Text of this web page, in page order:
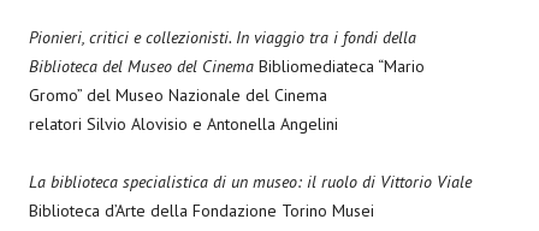
Pionieri, critici e collezionisti. In viaggio tra i fondi della
Biblioteca del Museo del Cinema Bibliomediateca “Mario
Gromo” del Museo Nazionale del Cinema
relatori Silvio Alovisio e Antonella Angelini
La biblioteca specialistica di un museo: il ruolo di Vittorio Viale
Biblioteca d’Arte della Fondazione Torino Musei